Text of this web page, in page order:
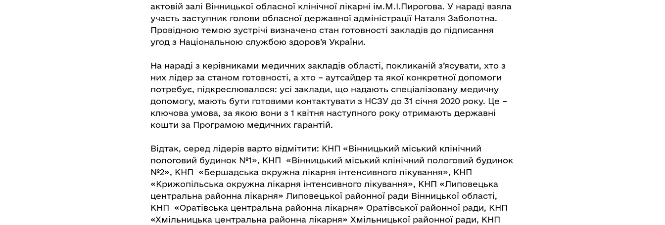
актовій залі Вінницької обласної клінічної лікарні ім.М.І.Пирогова. У нараді взяла
участь заступник голови обласної державної адміністрації Наталя Заболотна.
Провідною темою зустрічі визначено стан готовності закладів до підписання
угод з Національною службою здоров’я України.
На нараді з керівниками медичних закладів області, покликаній з’ясувати, хто з
них лідер за станом готовності, а хто – аутсайдер та якої конкретної допомоги
потребує, підкреслювалося: усі заклади, що надають спеціалізовану медичну
допомогу, мають бути готовими контактувати з НСЗУ до 31 січня 2020 року. Це –
ключова умова, за якою вони з 1 квітня наступного року отримають державні
кошти за Програмою медичних гарантій.
Відтак, серед лідерів варто відмітити: КНП «Вінницький міський клінічний
пологовий будинок №1», КНП «Вінницький міський клінічний пологовий будинок
№2», КНП «Бершадська окружна лікарня інтенсивного лікування», КНП
«Крижопільська окружна лікарня інтенсивного лікування», КНП «Липовецька
центральна районна лікарня» Липовецької районної ради Вінницької області,
КНП «Оратівська центральна районна лікарня» Оратівської районної ради, КНП
«Хмільницька центральна районна лікарня» Хмільницької районної ради, КНП